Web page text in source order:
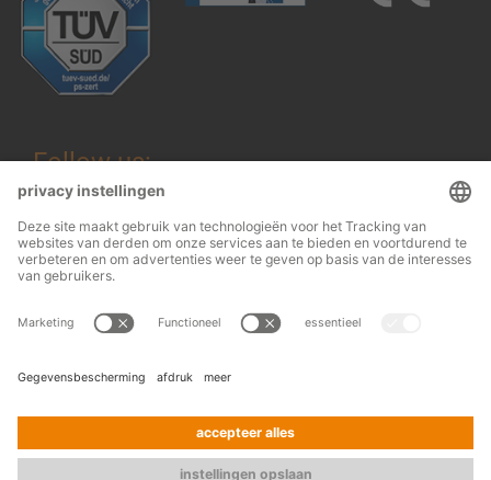
Follow us:
Wettelijke informatie
Terms and conditions of assembly
Gegevensbescherming
Contact
Regalanlagen